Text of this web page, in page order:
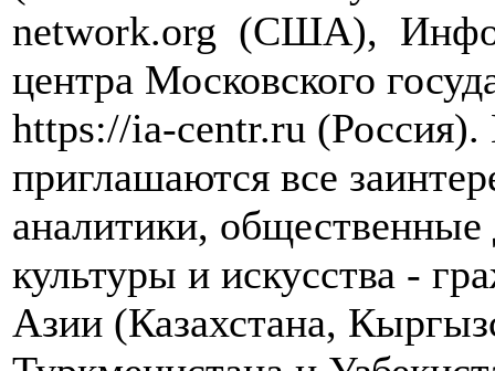
network.org (США),
центра Московского
https://ia-centr.ru
приглашаются все
аналитики, общественные
культуры и искусства -
Азии (Казахстана,